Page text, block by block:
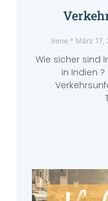
Irene März 17,
Wie sicher sind
in Indien